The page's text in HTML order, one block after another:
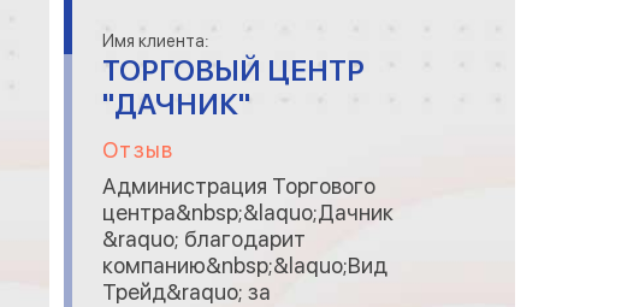
Имя клиента:
ТОРГОВЫЙ ЦЕНТР
"ДАЧНИК"
Отзыв
Администрация Торгового
центра&nbsp;&laquo;Дачник
&raquo; благодарит
компанию&nbsp;&laquo;Вид
Трейд&raquo; за